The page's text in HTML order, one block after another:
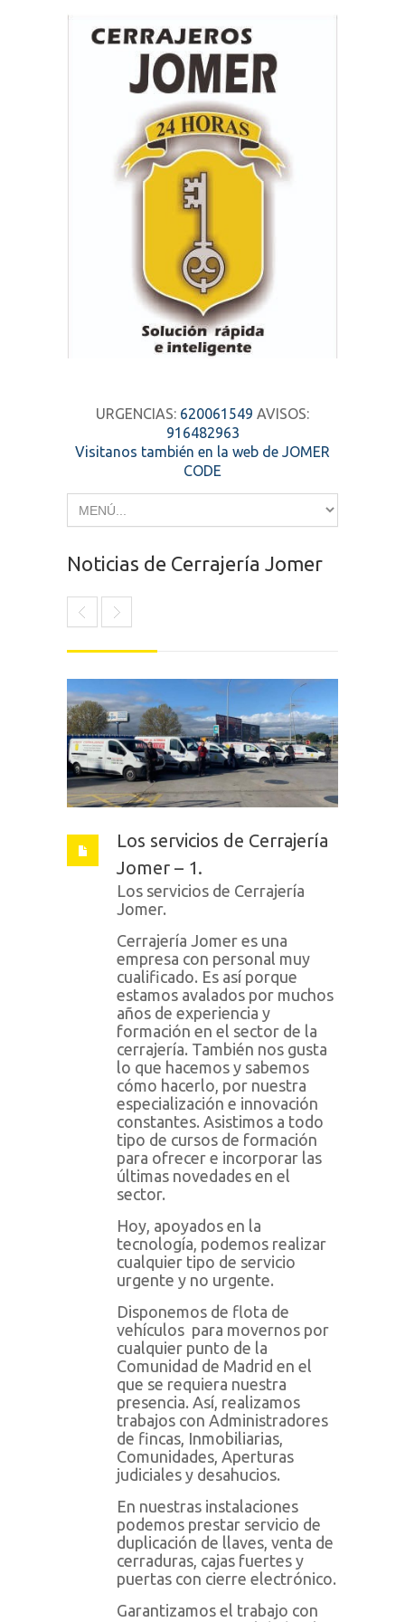
URGENCIAS: 620061549 AVISOS:
916482963
Visitanos también en la web de JOMER
CODE
Noticias de Cerrajería Jomer
Los servicios de Cerrajería
Jomer – 1.
Los servicios de Cerrajería
Jomer.
Cerrajería Jomer es una
empresa con personal muy
cualificado. Es así porque
estamos avalados por muchos
años de experiencia y
formación en el sector de la
cerrajería. También nos gusta
lo que hacemos y sabemos
cómo hacerlo, por nuestra
especialización e innovación
constantes. Asistimos a todo
tipo de cursos de formación
para ofrecer e incorporar las
últimas novedades en el
sector.
Hoy, apoyados en la
tecnología, podemos realizar
cualquier tipo de servicio
urgente y no urgente.
Disponemos de flota de
vehículos para movernos por
cualquier punto de la
Comunidad de Madrid en el
que se requiera nuestra
presencia. Así, realizamos
trabajos con Administradores
de fincas, Inmobiliarias,
Comunidades, Aperturas
judiciales y desahucios.
En nuestras instalaciones
podemos prestar servicio de
duplicación de llaves, venta de
cerraduras, cajas fuertes y
puertas con cierre electrónico.
Garantizamos el trabajo con